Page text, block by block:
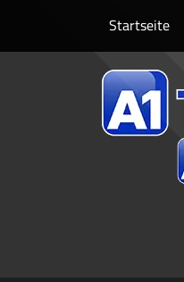
Startseite